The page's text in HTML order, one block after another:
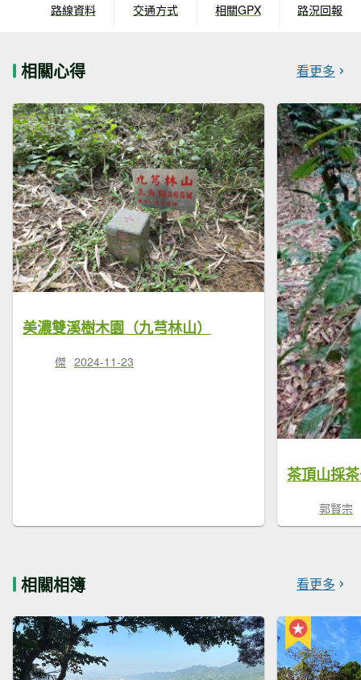
路線資料 交通方式 相關GPX 路況回報
相關心得 看更多
美濃雙溪樹木園（九芎林山）
傑 2024-11-23
茶頂山採
郭賢宗
相關相簿 看更多